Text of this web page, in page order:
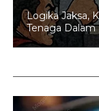
Hortikultura.
‘Kami berharap
implementasi
hortikultura
Logika Jaksa,
Tenaga Dalam